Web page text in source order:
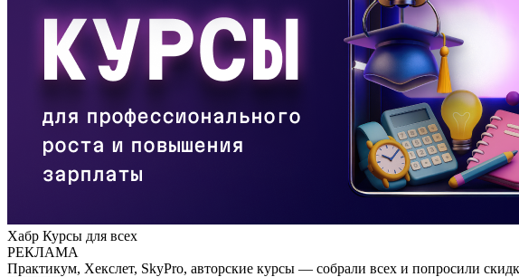
Хабр Курсы для всех
РЕКЛАМА
Практикум, Хекслет, SkyPro, авторские курсы — собрали всех и попросили